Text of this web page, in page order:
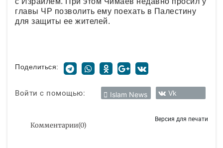
главы ЧР позволить ему поехать в Палестину
для защиты ее жителей.
Поделиться:
Войти с помощью: Islam News Vk
Комментарии(0)
Версия для печати